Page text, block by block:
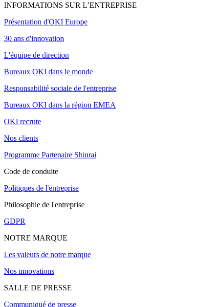
INFORMATIONS SUR L’ENTREPRISE
Présentation d'OKI Europe
30 ans d'innovation
L'équipe de direction
Bureaux OKI dans le monde
Responsabilité sociale de l'entreprise
Bureaux OKI dans la région EMEA
OKI recrute
Nos clients
Programme Partenaire Shinrai
Code de conduite
Politiques de l'entreprise
Philosophie de l'entreprise
GDPR
NOTRE MARQUE
Les valeurs de notre marque
Nos innovations
SALLE DE PRESSE
Communiqué de presse